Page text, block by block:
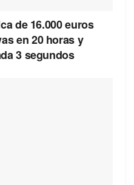
de 16.000 euros
en 20 horas y
3 segundos